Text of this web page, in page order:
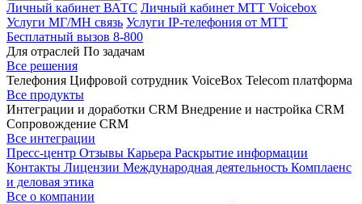
Личный кабинет ВАТС Личный кабинет МТТ Voicebox
Услуги МГ/МН связь Услуги IP-телефония от МТТ
Бесплатный вызов 8-800
Для отраслей По задачам
Все решения
Телефония Цифровой сотрудник VoiceBox Telecom платформа
Все продукты
Интеграции и доработки CRM Внедрение и настройка CRM
Сопровождение CRM
Все интеграции
Пресс-центр Отзывы Карьера Раскрытие информации
Контакты Лицензии Международная деятельность Комплаенс
и деловая этика
Все о компании